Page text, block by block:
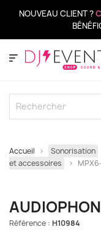
NOUVEAU CLIENT ?
Accueil Sonorisation
et accessoires
Référence : H10984